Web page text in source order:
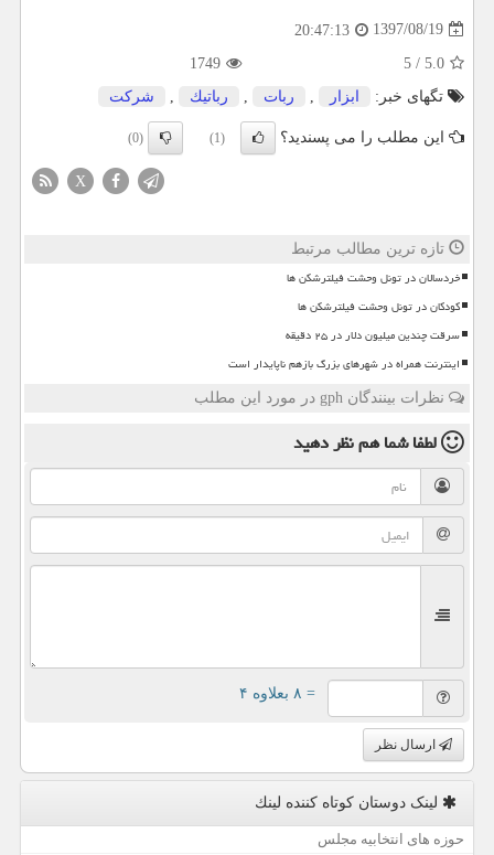
1397/08/19
20:47:13
5.0
/
5
1749
تگهای خبر:
ابزار , ربات , رباتیك , شركت
این مطلب را می پسندید؟ (1)
(0)
X
تازه ترین مطالب مرتبط
خردسالان در تونل وحشت فیلترشکن ها
کودکان در تونل وحشت فیلترشکن ها
سرقت چندین میلیون دلار در ۲۵ دقیقه
اینترنت همراه در شهرهای بزرگ بازهم ناپایدار است
نظرات بینندگان gph در مورد این مطلب
لطفا شما همنظر دهید
= ۸ بعلاوه ۴
ارسال نظر
لینک دوستان كوتاه كننده لینك
حوزه های انتخابیه مجلس